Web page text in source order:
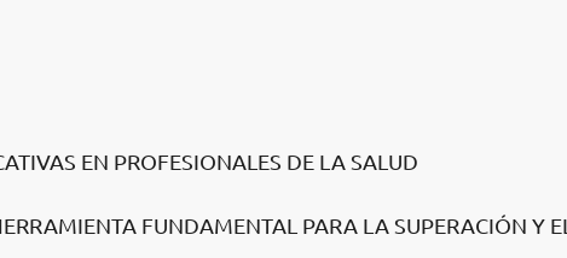
EN PROFESIONALES DE LA SALUD
FUNDAMENTAL PARA LA SUPERACIÓN Y